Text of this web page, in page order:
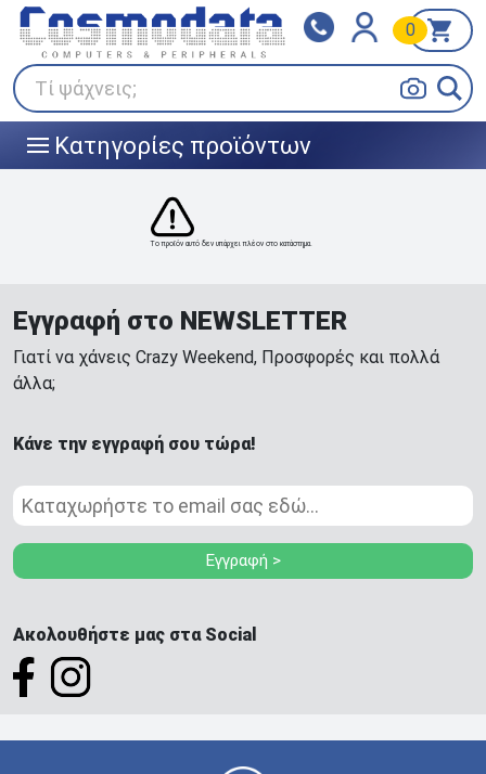
Τί ψάχνεις;
0
||| Κατηγορίες προϊόντων
Klarna
Πληρώστε σε 3
άτοκες δόσεις
BOX NOW
Το προϊόν αυτό δεν υπάρχει πλέον στο κατάστημα.
Εγγραφή στο NEWSLETTER
Γιατί να χάνεις Crazy Weekend, Προσφορές και πολλά
άλλα;
Κάνε την εγγραφή σου τώρα!
Εγγραφή >
Ακολουθήστε μας στα Social